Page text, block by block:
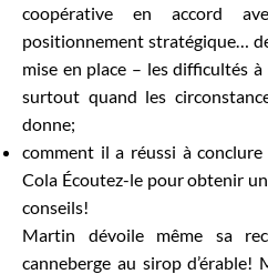
coopérative en accord
positionnement stratégique… de
mise en place – les difficultés
surtout quand les
donne;
comment il a réussi à
Cola Écoutez-le pour obtenir
conseils!
Martin dévoile même sa
canneberge au sirop d’érable!